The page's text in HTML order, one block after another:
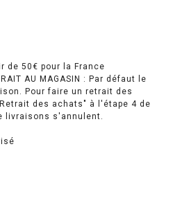
de 50€ pour la France
AU MAGASIN : Par défaut le
Pour faire un retrait des
des achats" à l'étape 4 de
livraisons s'annulent.